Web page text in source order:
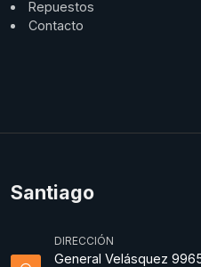
Repuestos
Contacto
Santiago
DIRECCIÓN
General Velásquez